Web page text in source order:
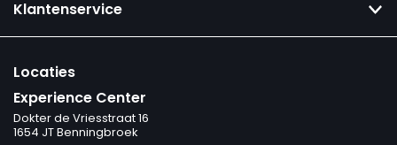
Klantenservice
Locaties
Experience Center
Dokter de Vriesstraat 16
1654 JT Benningbroek